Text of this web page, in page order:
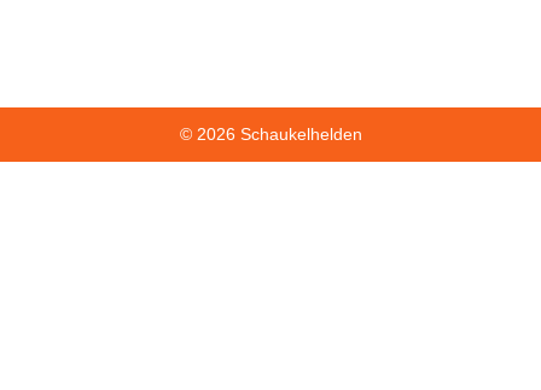
© 2026 Schaukelhelden